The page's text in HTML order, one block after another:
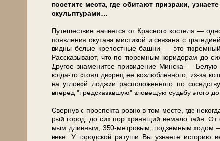
по­се­ти­те ме­ста, где оби­та­ют призраки,
скульп­ту­ра­ми…
Путешествие начнется от Красного ко­сте­ла —
появления окутана мистикой и свя­за­на с
видны бе­лые кре­пост­ные баш­ни — это
Рассказывают, что по тюремным коридорам до
Другое зна­ме­ни­тое привидение Мин­ска — Белую
когда-то стоял дво­рец ее возлюбленного, из-за
на угловой лоджии рас­по­ло­жен­но­го по
вперед "предсказавшую" зловещую судьбу это­го
Свернув с про­спек­та ровно в том ме­сте, где
рый го­род, до сих пор хра­ня­щий не­ма­ло тайн.
мым длинным, 350-метровым, под­зем­ным ходом —
ве­ке. У го­род­ской ратуши Вы узна­е­те ис­то­рию